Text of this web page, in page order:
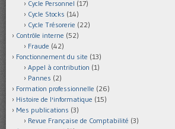
Cycle Personnel (17)
Cycle Stocks (14)
Cycle Trésorerie (22)
Contrôle interne (52)
Fraude (42)
Fonctionnement du site (13)
Appel à contribution (1)
Pannes (2)
Formation professionnelle (26)
Histoire de l'informatique (15)
Mes publications (3)
Revue Française de Comptabilité (3)